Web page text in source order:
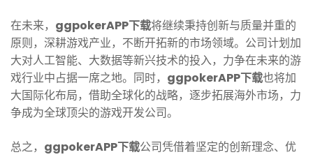
在未来， ggpokerAPP下载将继续秉持创新与质量并重的
原则，深耕游戏产业，不断开拓新的市场领域。公司计划加
大对人工智能、大数据等新兴技术的投入，力争在未来的游
戏行业中占据一席之地。同时， ggpokerAPP下载也将加
大国际化布局，借助全球化的战略，逐步拓展海外市场，力
争成为全球顶尖的游戏开发公司。
总之， ggpokerAPP下载公司凭借着坚定的创新理念、优